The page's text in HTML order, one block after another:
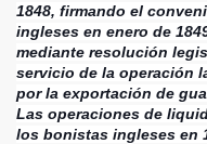
1848, firmando el
ingleses en enero de
mediante resolución
servicio de la operación
por la exportación de
Las operaciones de
los bonistas ingleses en